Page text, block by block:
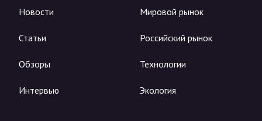
Новости
Статьи
Обзоры
Интервью
Мировой рынок
Российский рынок
Технологии
Экология